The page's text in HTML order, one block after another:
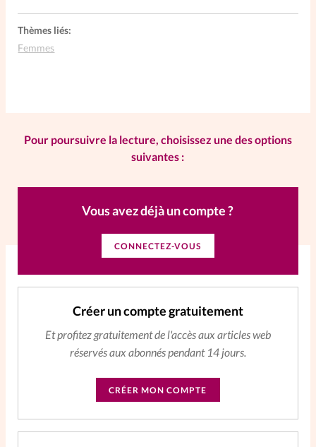
SpirituElles devient Relations
Aujourd’hui!
La Pause SpirituElles - toutes les
À propos
La rédaction
Mon compte
Changement d'adresse
Thèmes liés:
Femmes
Pour poursuivre la lecture, choisissez une des options
suivantes :
Vous avez déjà un compte ?
CONNECTEZ-VOUS
Créer un compte gratuitement
Et profitez gratuitement de l'accès aux articles web
réservés aux abonnés pendant 14 jours.
CRÉER MON COMPTE